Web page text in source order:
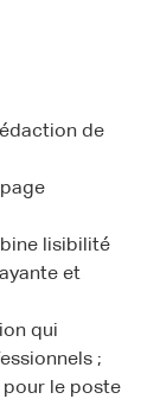
de
lisibilité
et
qui
;
pour le poste